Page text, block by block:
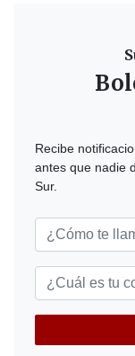
Recibe
antes que nadie
Sur.